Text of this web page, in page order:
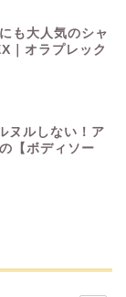
も大人気のシャ
｜オラプレック
ヌルしない！ア
【ボディソー